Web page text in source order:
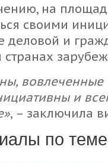
на
своими
деловой и
странах
вовлеченные
и
, – заключила
по